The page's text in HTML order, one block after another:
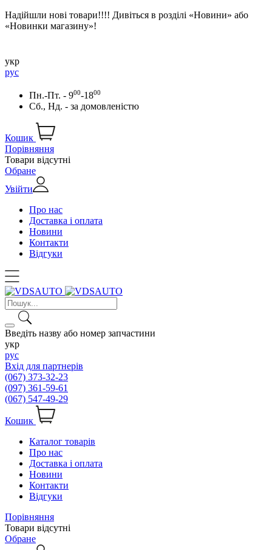
Надійшли нові товари!!!! Дивіться в розділі «Новини» або
«Новинки магазину»!
укр
рус
Пн.-Пт. - 900-1800
Сб., Нд. - за домовленістю
Кошик
Порівняння
Товари відсутні
Обране
Увійти
Про нас
Доставка і оплата
Новини
Контакти
Відгуки
Введіть назву або номер запчастини
укр
рус
Вхід для партнерів
(067) 373-32-23
(097) 361-59-61
(067) 547-49-29
Кошик
Каталог товарів
Про нас
Доставка і оплата
Новини
Контакти
Відгуки
Порівняння
Товари відсутні
Обране